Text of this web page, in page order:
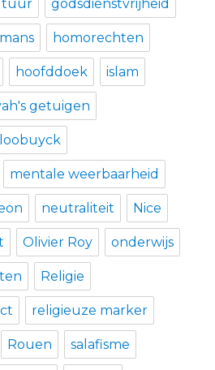
godsdienstvrijheid
homorechten
hoofddoek islam
getuigen
loobuyck
mentale weerbaarheid
neutraliteit Nice
Olivier Roy onderwijs
Religie
religieuze marker
Rouen salafisme